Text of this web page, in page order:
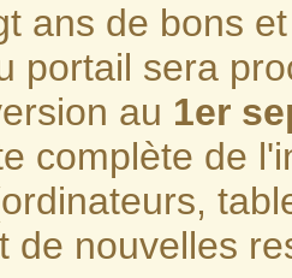
ans de bons
portail sera
au 1er
complète de
de nouvelles